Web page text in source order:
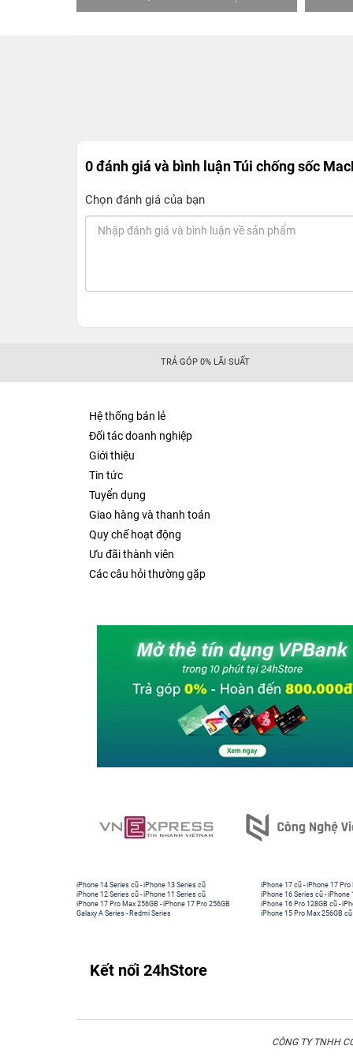
0 đánh giá và bình luậnTúi chống sốc
Chọn đánh giá của bạn
TRẢ GÓP 0% LÃI SUẤT
Hệ thống bán lẻ
Đối tác doanh nghiệp
Giới thiệu
Tin tức
Tuyển dụng
Giao hàng và thanh toán
Quy chế hoạt động
Ưu đãi thành viên
Các câu hỏi thường gặp
iPhone 14 Series cũ -iPhone 13 Series cũ
iPhone 12 Series cũ -iPhone 11 Series cũ
iPhone 17 Pro Max 256GB -iPhone 17 Pro 256GB
Galaxy A Series - Redmi Series
iPhone 17 cũ -iPhone 17 Pro
iPhone 16 Series cũ - iPhone
iPhone 16 Pro 128GB cũ -
iPhone 15 Pro Max 256GB cũ
Kết nối 24hStore
CÔNG TY TNHH